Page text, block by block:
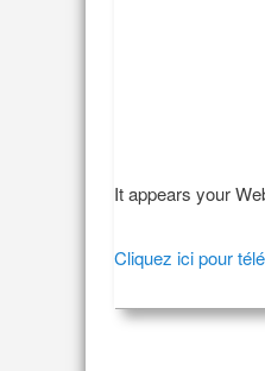
It appears your
Cliquez ici pour